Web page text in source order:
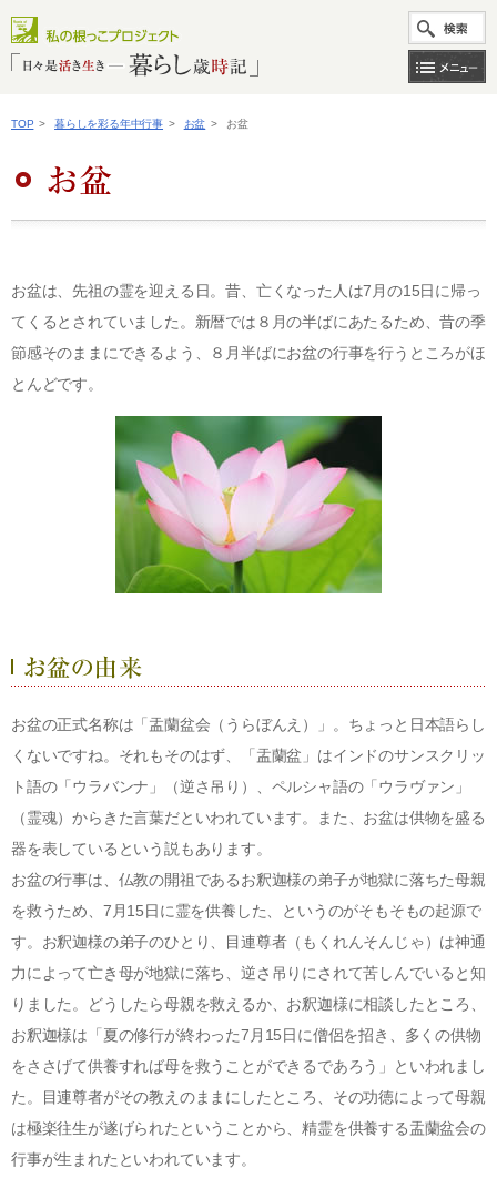
TOP > 暮らしを彩る年中行事 > お盆 > お盆
お盆は、先祖の霊を迎える日。昔、亡くなった人は7月の15日に帰っ
てくるとされていました。新暦では８月の半ばにあたるため、昔の季
節感そのままにできるよう、８月半ばにお盆の行事を行うところがほ
とんどです。
お盆の正式名称は「盂蘭盆会（うらぼんえ）」。ちょっと日本語らし
くないですね。それもそのはず、「盂蘭盆」はインドのサンスクリッ
ト語の「ウラバンナ」（逆さ吊り）、ペルシャ語の「ウラヴァン」
（霊魂）からきた言葉だといわれています。また、お盆は供物を盛る
器を表しているという説もあります。
お盆の行事は、仏教の開祖であるお釈迦様の弟子が地獄に落ちた母親
を救うため、7月15日に霊を供養した、というのがそもそもの起源で
す。お釈迦様の弟子のひとり、目連尊者（もくれんそんじゃ）は神通
力によって亡き母が地獄に落ち、逆さ吊りにされて苦しんでいると知
りました。どうしたら母親を救えるか、お釈迦様に相談したところ、
お釈迦様は「夏の修行が終わった7月15日に僧侶を招き、多くの供物
をささげて供養すれば母を救うことができるであろう」といわれまし
た。目連尊者がその教えのままにしたところ、その功徳によって母親
は極楽往生が遂げられたということから、精霊を供養する盂蘭盆会の
行事が生まれたといわれています。